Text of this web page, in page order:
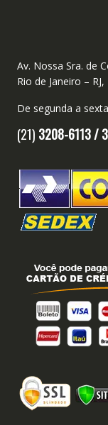
Av. Nossa Sra. de
Rio de Janeiro –
De segunda a
(21) 3208-6113 /